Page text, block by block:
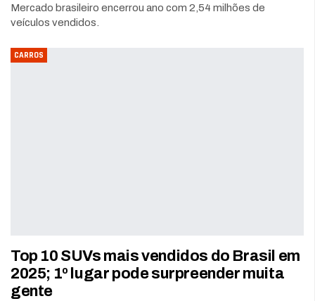
Mercado brasileiro encerrou ano com 2,54 milhões de
veículos vendidos.
CARROS
Top 10 SUVs mais vendidos do Brasil em
2025; 1º lugar pode surpreender muita
gente